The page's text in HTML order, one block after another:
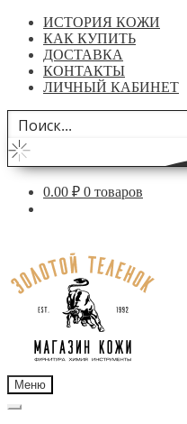
ИСТОРИЯ КОЖИ
КАК КУПИТЬ
ДОСТАВКА
КОНТАКТЫ
ЛИЧНЫЙ КАБИНЕТ
0.00 ₽ 0 товаров
навигации
содержимому
Меню